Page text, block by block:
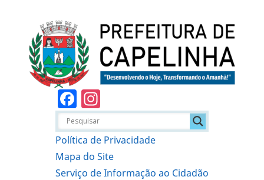
Facebook
Política de Privacidade
Mapa do Site
Serviço de Informação ao Cidadão